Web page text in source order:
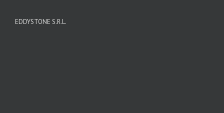
EDDYSTONE S.R.L.